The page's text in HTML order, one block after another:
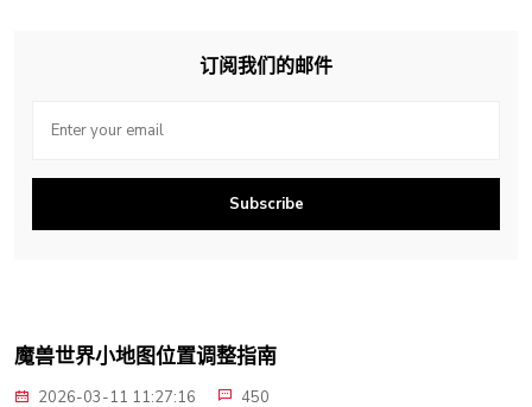
订阅我们的邮件
Subscribe
魔兽世界小地图位置调整指南
2026-03-11 11:27:16 450